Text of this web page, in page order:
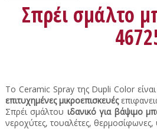
Σπρέι σμάλτο
Το Ceramic Spray της Dupli Color είναι
επιτυχημένες μικροεπισκευές
Σπρέι σμάλτου ιδανικό για βάψιμο
νεροχύτες, τουαλέτες, θερμοσίφωνες,